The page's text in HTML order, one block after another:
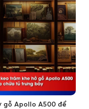
gỗ Apollo A500 để